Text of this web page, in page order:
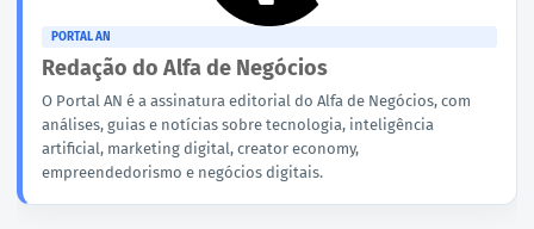
PORTAL AN
Redação do Alfa de Negócios
O Portal AN é a assinatura editorial do Alfa de Negócios, com
análises, guias e notícias sobre tecnologia, inteligência
artificial, marketing digital, creator economy,
empreendedorismo e negócios digitais.